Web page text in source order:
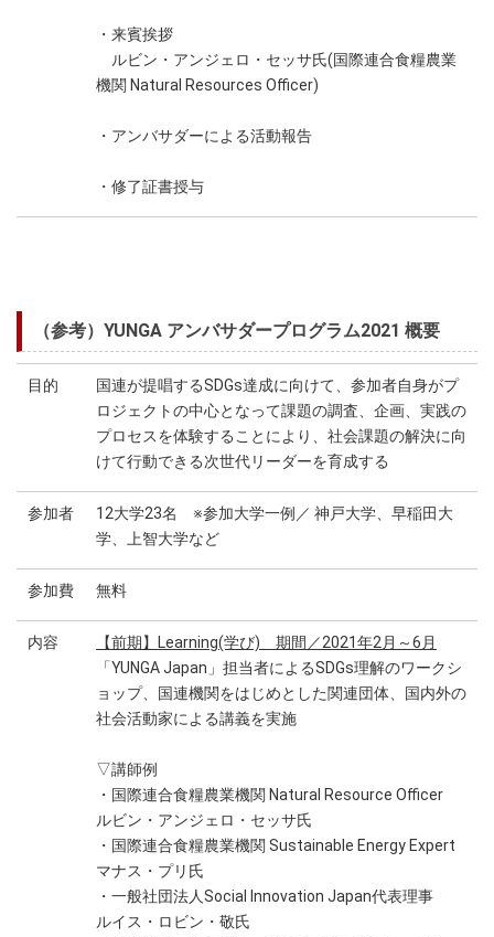
・来賓挨拶
ルビン・アンジェロ・セッサ氏(国際連合食糧農業
機関 Natural Resources Officer)
・アンバサダーによる活動報告
・修了証書授与
（参考）YUNGA アンバサダープログラム2021 概要
目的
国連が提唱するSDGs達成に向けて、参加者自身がプ
ロジェクトの中心となって課題の調査、企画、実践の
プロセスを体験することにより、社会課題の解決に向
けて行動できる次世代リーダーを育成する
参加者
12大学23名 ※参加大学一例／ 神戸大学、早稲田大
学、上智大学など
参加費 無料
内容
【前期】Learning(学び) 期間／2021年2月～6月
「YUNGA Japan」担当者によるSDGs理解のワークシ
ョップ、国連機関をはじめとした関連団体、国内外の
社会活動家による講義を実施
▽講師例
・国際連合食糧農業機関 Natural Resource Officer
ルビン・アンジェロ・セッサ氏
・国際連合食糧農業機関 Sustainable Energy Expert
マナス・プリ氏
・一般社団法人Social Innovation Japan代表理事
ルイス・ロビン・敬氏